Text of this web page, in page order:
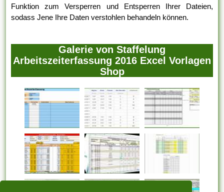
Funktion zum Versperren und Entsperren Ihrer Dateien,
sodass Jene Ihre Daten verstohlen behandeln können.
Galerie von Staffelung
Arbeitszeiterfassung 2016 Excel Vorlagen
Shop